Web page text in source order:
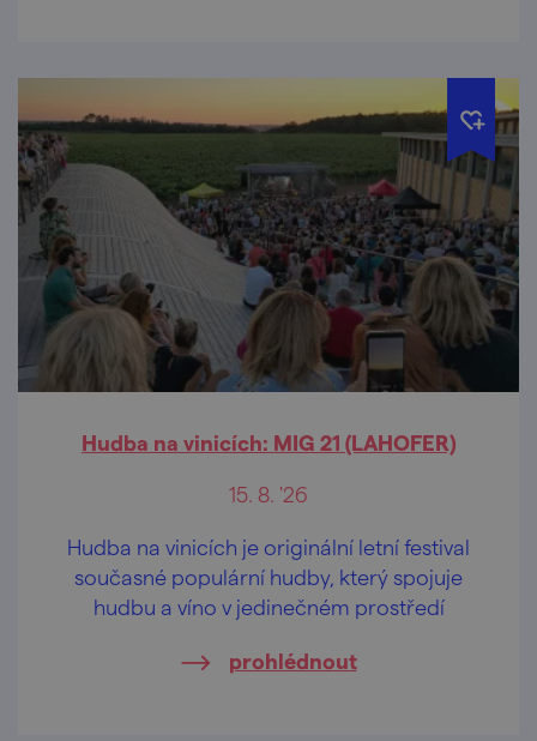
Hudba na vinicích: MIG 21 (LAHOFER)
15. 8. '26
Hudba na vinicích je originální letní festival
současné populární hudby, který spojuje
hudbu a víno v jedinečném prostředí
prohlédnout